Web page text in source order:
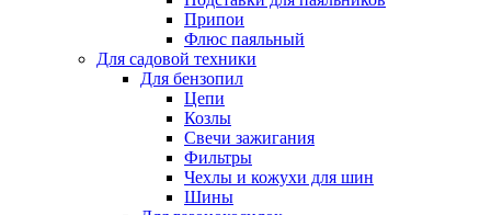
Припои
Флюс паяльный
Для садовой техники
Для бензопил
Цепи
Козлы
Свечи зажигания
Фильтры
Чехлы и кожухи для шин
Шины